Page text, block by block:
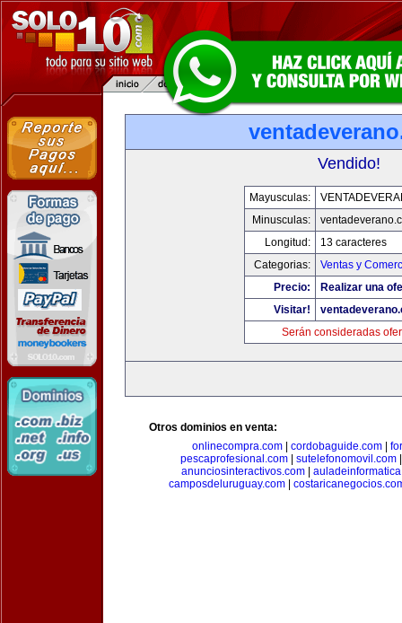
Vendido!
Mayusculas:
Minusculas:
Longitud:
13 caracteres
Categorias:
Ventas y
Precio:
Realizar una
Visitar!
Serán consideradas
Otros dominios en venta:
onlinecompra.com| cordobaguide.com|
pescaprofesional.com| sutelefonomovil.com
anunciosinteractivos.com|
camposdeluruguay.com|